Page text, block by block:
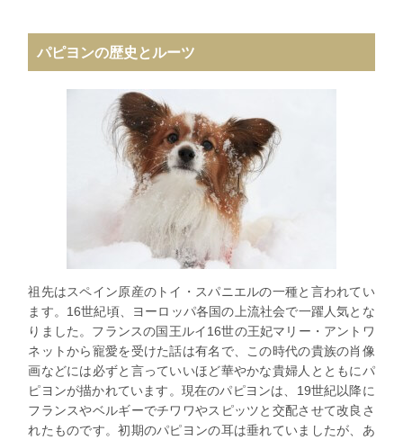
パピヨンの歴史とルーツ
祖先はスペイン原産のトイ・スパニエルの一種と言われてい
ます。16世紀頃、ヨーロッパ各国の上流社会で一躍人気とな
りました。フランスの国王ルイ16世の王妃マリー・アントワ
ネットから寵愛を受けた話は有名で、この時代の貴族の肖像
画などには必ずと言っていいほど華やかな貴婦人とともにパ
ピヨンが描かれています。現在のパピヨンは、19世紀以降に
フランスやベルギーでチワワやスピッツと交配させて改良さ
れたものです。初期のパピヨンの耳は垂れていましたが、あ